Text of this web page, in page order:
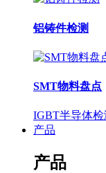
铝铸件检测
SMT物料盘点
IGBT半导体检
产品
产品